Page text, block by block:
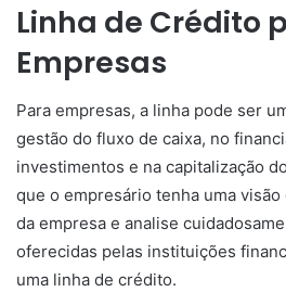
Linha de Crédito
Empresas
Para empresas, a linha pode ser
gestão do fluxo de caixa, no
investimentos e na capitalização
que o empresário tenha uma
da empresa e analise
oferecidas pelas instituições
uma linha de crédito.